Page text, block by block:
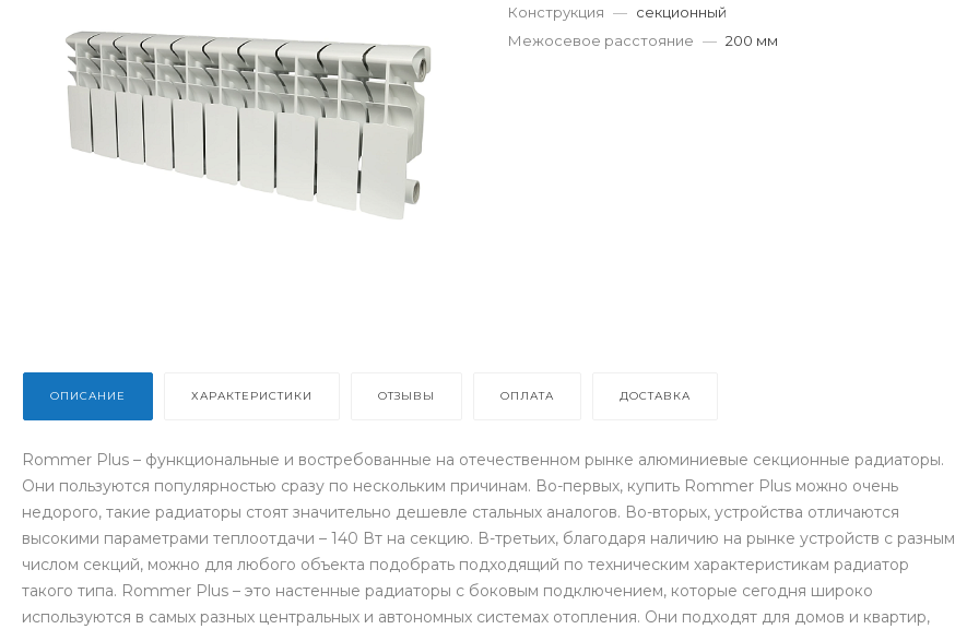
Конструкция — секционный
Межосевое расстояние — 200 мм
ОПИСАНИЕ ХАРАКТЕРИСТИКИ ОТЗЫВЫ ОПЛАТА ДОСТАВКА
Rommer Plus – функциональные и востребованные на отечественном рынке алюминиевые секционные радиаторы.
Они пользуются популярностью сразу по нескольким причинам. Во-первых, купить Rommer Plus можно очень
недорого, такие радиаторы стоят значительно дешевле стальных аналогов. Во-вторых, устройства отличаются
высокими параметрами теплоотдачи – 140 Вт на секцию. В-третьих, благодаря наличию на рынке устройств с разным
числом секций, можно для любого объекта подобрать подходящий по техническим характеристикам радиатор
такого типа. Rommer Plus – это настенные радиаторы с боковым подключением, которые сегодня широко
используются в самых разных центральных и автономных системах отопления. Они подходят для домов и квартир,